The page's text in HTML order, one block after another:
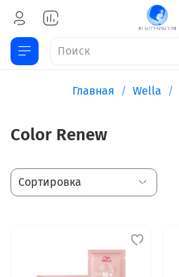
Главная Wella
Color Renew